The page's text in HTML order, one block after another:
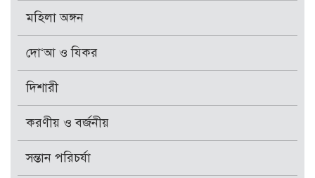
মহিলা অঙ্গন
দো‘আ ও যিকর
দিশারী
করণীয় ও বর্জনীয়
সন্তান পরিচর্যা